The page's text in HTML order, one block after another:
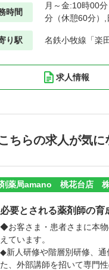
時間
月～金:10時00
分（休憩60分）,
り駅 名鉄小牧線「楽
求人情報
ちらの求人が気に
薬局amano 桃花台店 株
必要とされる薬剤師の育
◆お客さま・患者さまに本
えています。
◆新人研修や階層別研修、通
た、外部講師を招いて専門